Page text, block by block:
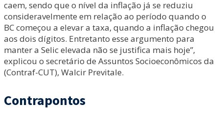
caem, sendo que o nível da inflação já se reduziu
consideravelmente em relação ao período quando o
BC começou a elevar a taxa, quando a inflação chegou
aos dois dígitos. Entretanto esse argumento para
manter a Selic elevada não se justifica mais hoje”,
explicou o secretário de Assuntos Socioeconômicos da
(Contraf-CUT), Walcir Previtale.
Contrapontos